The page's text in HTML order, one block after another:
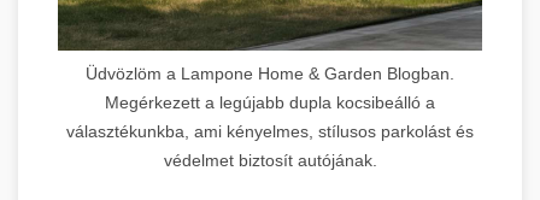
Üdvözlöm a Lampone Home & Garden Blogban.
Megérkezett a legújabb dupla kocsibeálló a
választékunkba, ami kényelmes, stílusos parkolást és
védelmet biztosít autójának.